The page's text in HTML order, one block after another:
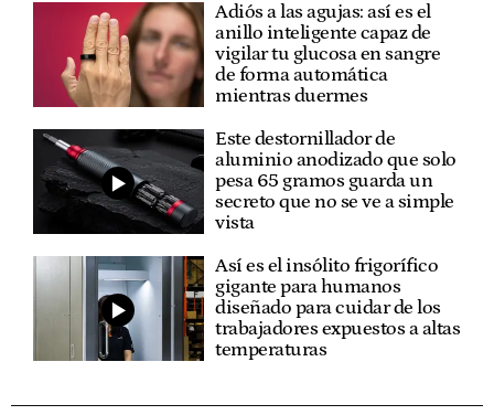
Adiós a las agujas: así es el
anillo inteligente capaz de
vigilar tu glucosa en sangre
de forma automática
mientras duermes
Este destornillador de
aluminio anodizado que solo
pesa 65 gramos guarda un
secreto que no se ve a simple
vista
Así es el insólito frigorífico
gigante para humanos
diseñado para cuidar de los
trabajadores expuestos a altas
temperaturas